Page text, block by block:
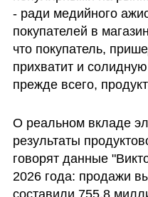
- ради медийного
покупателей в
что покупатель,
прихватит и
прежде всего,
О реальном вкладе
результаты
говорят данные
2026 года: продажи